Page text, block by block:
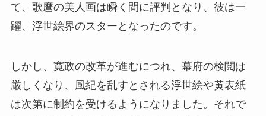
て、歌麿の美人画は瞬く間に評判となり、彼は一
躍、浮世絵界のスターとなったのです。
しかし、寛政の改革が進むにつれ、幕府の検閲は
厳しくなり、風紀を乱すとされる浮世絵や黄表紙
は次第に制約を受けるようになりました。それで